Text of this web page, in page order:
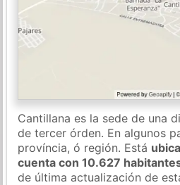
Cantillana es la sede de una
de tercer órden. En algunos
província, ó región. Está
cuenta con 10.627
de última actualización de